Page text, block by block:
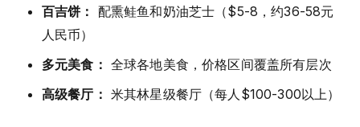
百吉饼： 配熏鲑鱼和奶油芝士（$5-8，约36-58元
人民币）
多元美食： 全球各地美食，价格区间覆盖所有层次
高级餐厅： 米其林星级餐厅（每人$100-300以上）